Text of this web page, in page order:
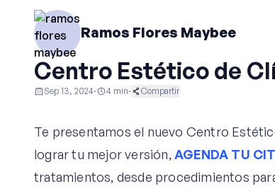
Ramos Flores Maybee
Centro Estético de
Sep 13, 2024· 4 min· Compartir
Te presentamos el nuevo Centro
lograr tu mejor versión, AGENDA TU
tratamientos, desde procedimientos